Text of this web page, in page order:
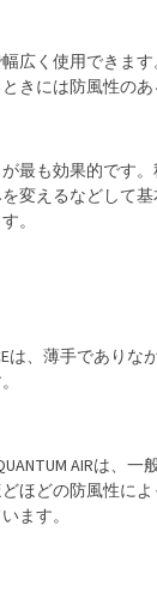
広く使用できま
きには防風性の
最も効果的です
変えるなどして
。
は、薄手であ
AIRは、
ほどの防風性に
ます。